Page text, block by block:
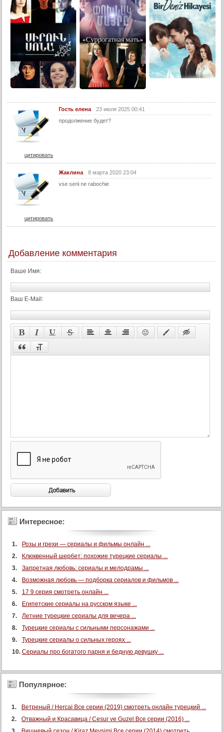
Гость елена
23 июля 2025 00:41
продолжение будет?
цитировать
Жаклина
8 марта 2020 23:04
vse serii ne rabochie
цитировать
Добавление комментария
Ваше Имя:
Ваш E-Mail:
Интересное:
Розы и грехи — сериалы и фильмы онлайн ...
Клюквенный шербет: похожие турецкие сериалы ...
Запретная любовь: сериалы и мелодрамы ...
Возможная любовь — подборка сериалов и фильмов ...
17 9 серия смотреть онлайн ...
Египетские сериалы на русском языке ...
Летние турецкие сериалы для вечера ...
Турецкие сериалы с сильными персонажами ...
Турецкие сериалы о сильных героях ...
Сериалы про богатого парня и бедную девушку ...
Популярное:
Ветреный / Hercai Все серии (2019) смотреть онлайн турецкий ...
Отважный и Красавица / Cesur ve Guzel Все серии (2016) ...